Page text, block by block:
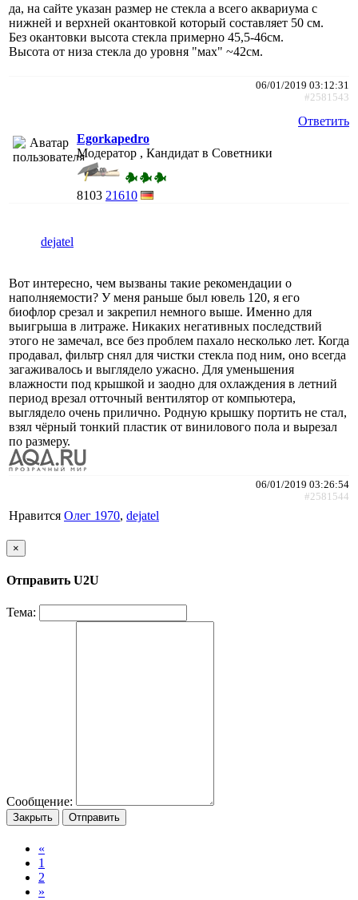
да, на сайте указан размер не стекла а всего аквариума с
нижней и верхней окантовкой который составляет 50 см.
Без окантовки высота стекла примерно 45,5-46см.
Высота от низа стекла до уровня "мах" ~42см.
06/01/2019 03:12:31
#2581543
Ответить
Egorkapedro
Модератор , Кандидат в Советники
8103 21610
dejatel
Вот интересно, чем вызваны такие рекомендации о
наполняемости? У меня раньше был ювель 120, я его
биофлор срезал и закрепил немного выше. Именно для
выигрыша в литраже. Никаких негативных последствий
этого не замечал, все без проблем пахало несколько лет. Когда
продавал, фильтр снял для чистки стекла под ним, оно всегда
загаживалось и выглядело ужасно. Для уменьшения
влажности под крышкой и заодно для охлаждения в летний
период врезал отточный вентилятор от компьютера,
выглядело очень прилично. Родную крышку портить не стал,
взял чёрный тонкий пластик от винилового пола и вырезал
по размеру.
06/01/2019 03:26:54
#2581544
Нравится Олег 1970, dejatel
×
Отправить U2U
Тема:
Сообщение:
Закрыть Отправить
«
1
2
»